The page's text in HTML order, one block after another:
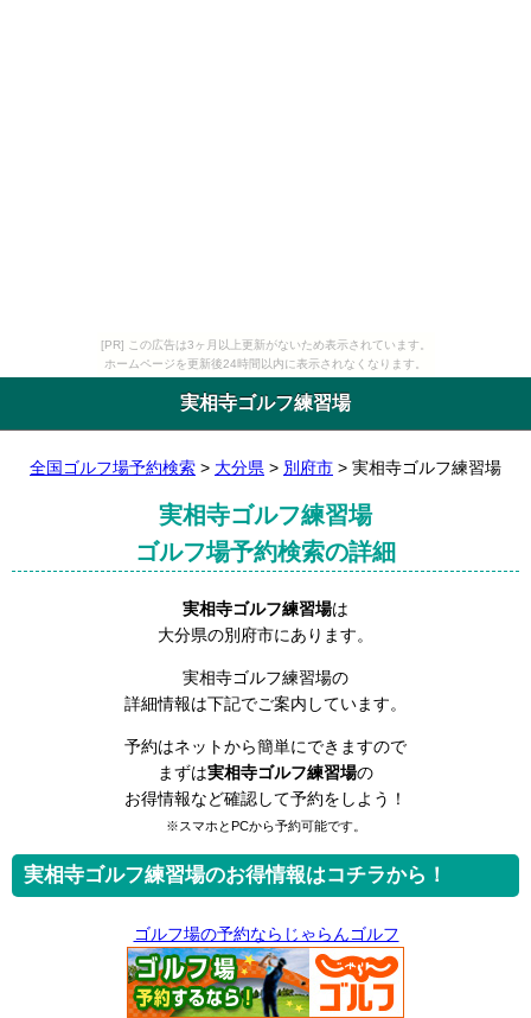
[PR] この広告は3ヶ月以上更新がないため表示されています。
ホームページを更新後24時間以内に表示されなくなります。
実相寺ゴルフ練習場
全国ゴルフ場予約検索 > 大分県 > 別府市 > 実相寺ゴルフ練習場
実相寺ゴルフ練習場
ゴルフ場予約検索の詳細
実相寺ゴルフ練習場は
大分県の別府市にあります。
実相寺ゴルフ練習場の
詳細情報は下記でご案内しています。
予約はネットから簡単にできますので
まずは実相寺ゴルフ練習場の
お得情報など確認して予約をしよう！
※スマホとPCから予約可能です。
実相寺ゴルフ練習場のお得情報はコチラから！
ゴルフ場の予約ならじゃらんゴルフ